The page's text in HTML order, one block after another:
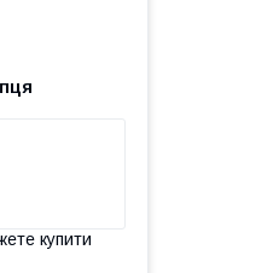
купити